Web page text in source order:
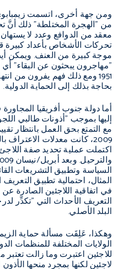
من "الهجرة المختلطة" ذلك
معقد من الدوافع وعدد لا
موجة كبيرة من العنف. ويمكن
"مهاجرون يبحثون عن البقاء" أي
1951 ومع ذلك فهم يفرون من
بحاجة بذلك إلى الحماية الدولية.
أما دولة جنوب أفريقيا
إليها بموجب "أذونات طالبي
مع التمتع بحق العمل بانتظار
2009، كانت معدلات
اكتملت عملية تحديد صفة
السياسة وتطبيق التشريعات
المثال، احتمالية تطبيق
في اتفاقية اللاجئين الصادرة
التعريف الأحداث التي "تكدِّر
البلد الأصلي.
وهكذا، عَلِقَت مسألة حماية
الولايات المختلفة للمنظمات
للاجئين اعتبرت وما زالت تعتبر
لاجئين لكنها بمجرد منحها